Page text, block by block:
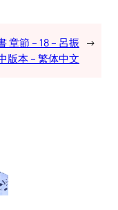
章節 – 18 – 呂振
版本 – 繁体中文
→